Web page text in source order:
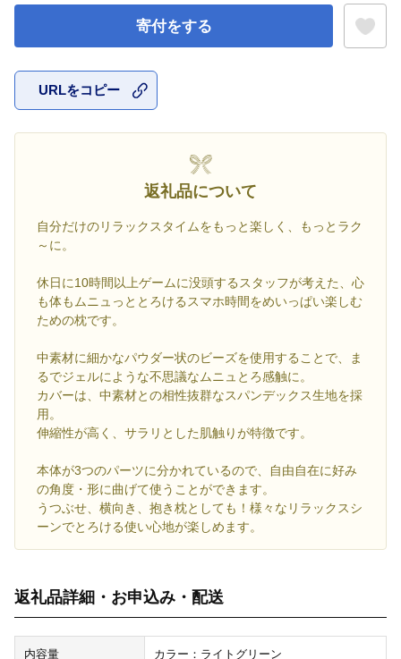
寄付をする
URLをコピー
返礼品について
自分だけのリラックスタイムをもっと楽しく、もっとラク
～に。
休日に10時間以上ゲームに没頭するスタッフが考えた、心
も体もムニュっととろけるスマホ時間をめいっぱい楽しむ
ための枕です。
中素材に細かなパウダー状のビーズを使用することで、ま
るでジェルにような不思議なムニュとろ感触に。
カバーは、中素材との相性抜群なスパンデックス生地を採
用。
伸縮性が高く、サラリとした肌触りが特徴です。
本体が3つのパーツに分かれているので、自由自在に好み
の角度・形に曲げて使うことができます。
うつぶせ、横向き、抱き枕としても！様々なリラックスシ
ーンでとろける使い心地が楽しめます。
返礼品詳細・お申込み・配送
内容量
カラー：ライトグリーン